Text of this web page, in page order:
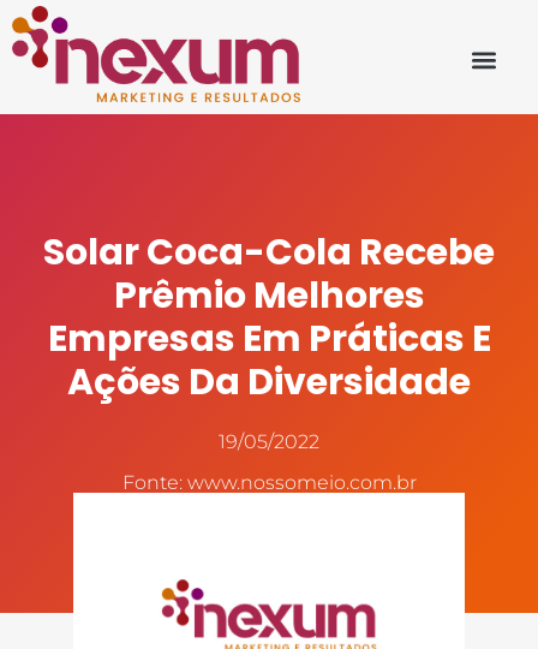
Solar Coca-Cola Recebe
Prêmio Melhores
Empresas Em Práticas E
Ações Da Diversidade
19/05/2022
Fonte: www.nossomeio.com.br